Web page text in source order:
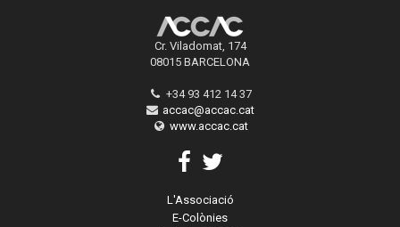
Cr. Viladomat, 174
08015 BARCELONA
+34 93 412 14 37
accac@accac.cat
www.accac.cat
L'Associació
E-Colònies